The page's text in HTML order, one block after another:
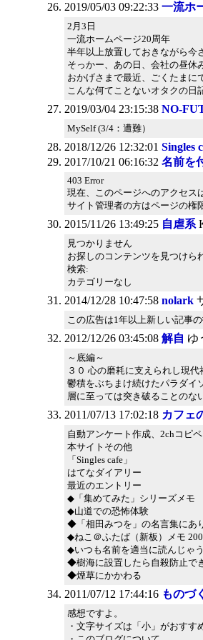
2019/05/03 09:22:33 一流ホ
2月3日
一流ホームページ20周年
半年以上放置しておきながら今
そっかー、あの日、会社の昼休
おかげさまで最近、ごくたまに
こんな何てことないオタクの日
2019/03/04 23:15:38 NO-
MySelf (3/4：遭難）
2018/12/26 12:32:01 Singles
2017/10/21 06:16:32 名前を
403 Error
現在、このページへのアクセス
サイト管理者の方はページの権
2015/11/26 13:49:25 自虐系
見つかりません
お探しのコンテンツを見つけら
検索:
カテゴリーなし
2014/12/28 10:47:58 nolark
この広告は1年以上新しい記事
2012/12/26 03:45:08 解自 ゆ
～底編～
３０ 心の磨耗に支えられし現代
鬱積をぶちまけ続けたパラダイ
層に至っては突き破ることのな
2011/07/13 17:02:18 カフェ
自動アンケート作成、2chコピ
本サイトその他
「Singles cafe」
はてなダイアリー
最近のエントリー
◆「集めてみた」シリーズメモ
◆山道での恐怖体験
◆「相田みつを」の名言集にあ
◆ねこ＠ふたば（新板）メモ
◆いつも名前を適当に読んじゃ
◆樹海に設置したら自殺防止で
◆煙草にかかわる
2011/07/12 17:44:16 ものづ
感想ですよ。
・文字サイズは「小」がおすす